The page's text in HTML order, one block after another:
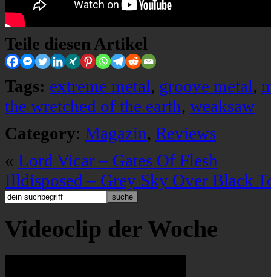
Teile diesen Artikel
Tags: extreme metal, groove metal,
the wretched of the earth, weaksaw
Category: Magazin, Reviews
« Lord Vicar – Gates Of Flesh
Illdisposed – Grey Sky Over Black
Videoclip der Woche